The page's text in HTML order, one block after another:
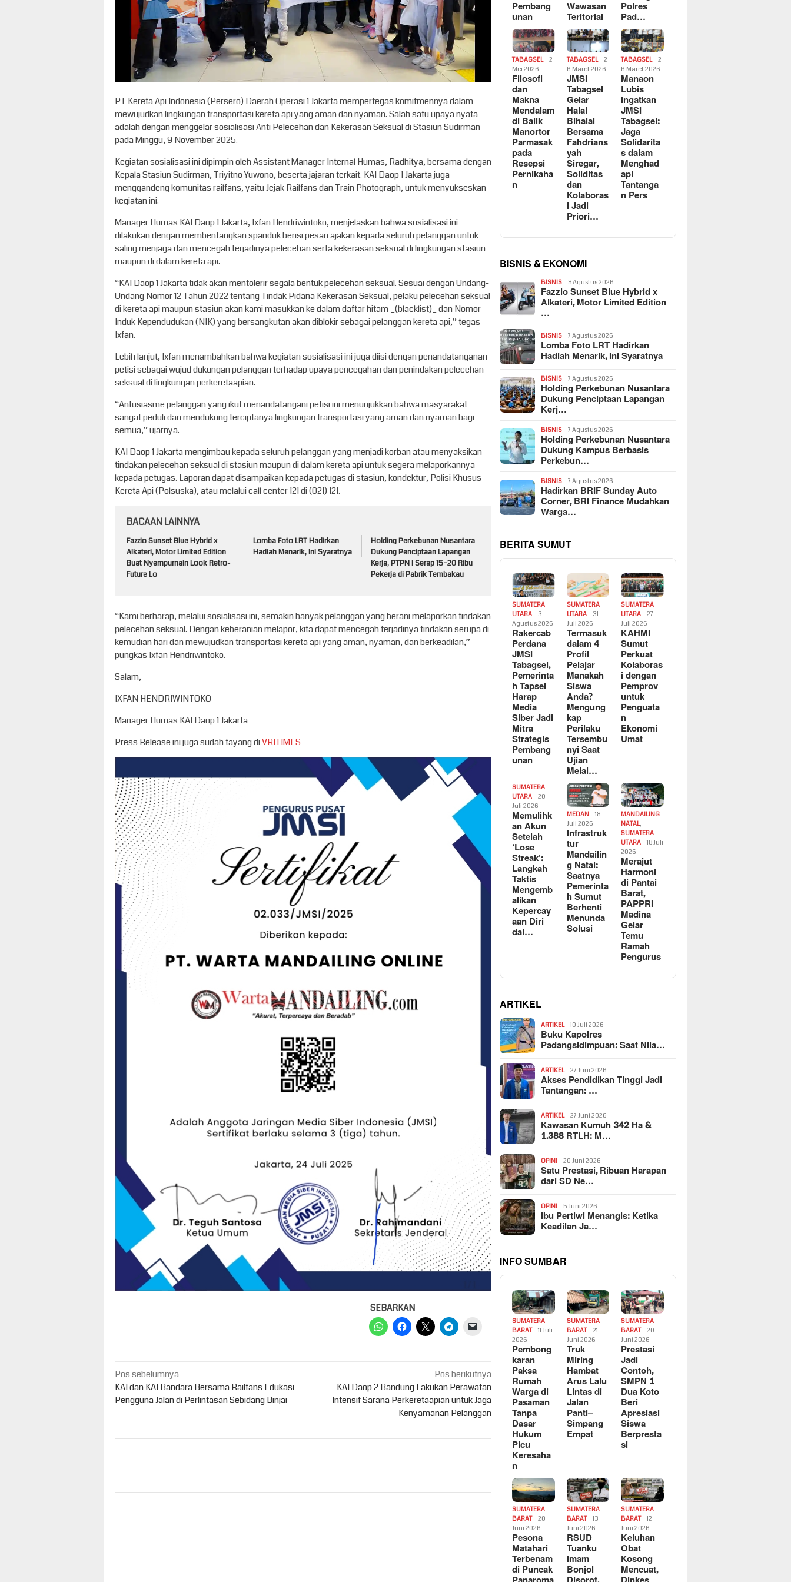
PT Kereta Api Indonesia (Persero) Daerah Operasi 1 Jakarta mempertegas komitmennya dalam
mewujudkan lingkungan transportasi kereta api yang aman dan nyaman. Salah satu upaya nyata
adalah dengan menggelar sosialisasi Anti Pelecehan dan Kekerasan Seksual di Stasiun Sudirman
pada Minggu, 9 November 2025.
Kegiatan sosialisasi ini dipimpin oleh Assistant Manager Internal Humas, Radhitya, bersama dengan
Kepala Stasiun Sudirman, Triyitno Yuwono, beserta jajaran terkait. KAI Daop 1 Jakarta juga
menggandeng komunitas railfans, yaitu Jejak Railfans dan Train Photograph, untuk menyukseskan
kegiatan ini.
Manager Humas KAI Daop 1 Jakarta, Ixfan Hendriwintoko, menjelaskan bahwa sosialisasi ini
dilakukan dengan membentangkan spanduk berisi pesan ajakan kepada seluruh pelanggan untuk
saling menjaga dan mencegah terjadinya pelecehan serta kekerasan seksual di lingkungan stasiun
maupun di dalam kereta api.
“KAI Daop 1 Jakarta tidak akan mentolerir segala bentuk pelecehan seksual. Sesuai dengan Undang-
Undang Nomor 12 Tahun 2022 tentang Tindak Pidana Kekerasan Seksual, pelaku pelecehan seksual
di kereta api maupun stasiun akan kami masukkan ke dalam daftar hitam _(blacklist)_ dan Nomor
Induk Kependudukan (NIK) yang bersangkutan akan diblokir sebagai pelanggan kereta api,” tegas
Ixfan.
Lebih lanjut, Ixfan menambahkan bahwa kegiatan sosialisasi ini juga diisi dengan penandatanganan
petisi sebagai wujud dukungan pelanggan terhadap upaya pencegahan dan penindakan pelecehan
seksual di lingkungan perkeretaapian.
“Antusiasme pelanggan yang ikut menandatangani petisi ini menunjukkan bahwa masyarakat
sangat peduli dan mendukung terciptanya lingkungan transportasi yang aman dan nyaman bagi
semua,” ujarnya.
KAI Daop 1 Jakarta mengimbau kepada seluruh pelanggan yang menjadi korban atau menyaksikan
tindakan pelecehan seksual di stasiun maupun di dalam kereta api untuk segera melaporkannya
kepada petugas. Laporan dapat disampaikan kepada petugas di stasiun, kondektur, Polisi Khusus
Kereta Api (Polsuska), atau melalui call center 121 di (021) 121.
BACAAN LAINNYA
Fazzio Sunset Blue Hybrid x
Alkateri, Motor Limited Edition
Buat Nyempurnain Look Retro-
Future Lo
Lomba Foto LRT Hadirkan
Hadiah Menarik, Ini Syaratnya
Holding Perkebunan Nusantara
Dukung Penciptaan Lapangan
Kerja, PTPN I Serap 15–20 Ribu
Pekerja di Pabrik Tembakau
“Kami berharap, melalui sosialisasi ini, semakin banyak pelanggan yang berani melaporkan tindakan
pelecehan seksual. Dengan keberanian melapor, kita dapat mencegah terjadinya tindakan serupa di
kemudian hari dan mewujudkan transportasi kereta api yang aman, nyaman, dan berkeadilan,”
pungkas Ixfan Hendriwintoko.
Salam,
IXFAN HENDRIWINTOKO
Manager Humas KAI Daop 1 Jakarta
Press Release ini juga sudah tayang diVRITIMES
SEBARKAN
Navigasi
pos
Pos sebelumnya
KAI dan KAI Bandara Bersama Railfans Edukasi
Pengguna Jalan di Perlintasan Sebidang Binjai
Pos berikutnya
KAI Daop 2 Bandung Lakukan Perawatan
Intensif Sarana Perkeretaapian untuk Jaga
Kenyamanan Pelanggan
Pembang
unan
Wawasan
Teritorial
Polres
Pad…
TABAGSEL
2
Mei 2026
Filosofi
dan
Makna
Mendalam
di Balik
Manortor
Parmasak
pada
Resepsi
Pernikaha
n
TABAGSEL
2
6 Maret 2026
JMSI
Tabagsel
Gelar
Halal
Bihalal
Bersama
Fahdrians
yah
Siregar,
Soliditas
dan
Kolaboras
i Jadi
Priori…
TABAGSEL
2
6 Maret 2026
Manaon
Lubis
Ingatkan
JMSI
Tabagsel:
Jaga
Solidarita
s dalam
Menghad
api
Tantanga
n Pers
BISNIS & EKONOMI
BISNIS 8 Agustus 2026
Fazzio Sunset Blue Hybrid x
Alkateri, Motor Limited Edition
…
BISNIS 7 Agustus 2026
Lomba Foto LRT Hadirkan
Hadiah Menarik, Ini Syaratnya
BISNIS 7 Agustus 2026
Holding Perkebunan Nusantara
Dukung Penciptaan Lapangan
Kerj…
BISNIS 7 Agustus 2026
Holding Perkebunan Nusantara
Dukung Kampus Berbasis
Perkebun…
BISNIS 7 Agustus 2026
Hadirkan BRIF Sunday Auto
Corner, BRI Finance Mudahkan
Warga…
BERITA SUMUT
SUMATERA
UTARA
3
Agustus 2026
Rakercab
Perdana
JMSI
Tabagsel,
Pemerinta
h Tapsel
Harap
Media
Siber Jadi
Mitra
Strategis
Pembang
unan
SUMATERA
UTARA
31
Juli 2026
Termasuk
dalam 4
Profil
Pelajar
Manakah
Siswa
Anda?
Mengung
kap
Perilaku
Tersembu
nyi Saat
Ujian
Melal…
SUMATERA
UTARA
27
Juli 2026
KAHMI
Sumut
Perkuat
Kolaboras
i dengan
Pemprov
untuk
Penguata
n
Ekonomi
Umat
SUMATERA
UTARA
20
Juli 2026
Memulihk
an Akun
Setelah
‘Lose
Streak’:
Langkah
Taktis
Mengemb
alikan
Kepercay
aan Diri
dal…
MEDAN
18
Juli 2026
Infrastruk
tur
Mandailin
g Natal:
Saatnya
Pemerinta
h Sumut
Berhenti
Menunda
Solusi
MANDAILING
NATAL,
SUMATERA
UTARA
18 Juli
2026
Merajut
Harmoni
di Pantai
Barat,
PAPPRI
Madina
Gelar
Temu
Ramah
Pengurus
ARTIKEL
ARTIKEL 10 Juli 2026
Buku Kapolres
Padangsidimpuan: Saat Nila…
ARTIKEL 27 Juni 2026
Akses Pendidikan Tinggi Jadi
Tantangan: …
ARTIKEL 27 Juni 2026
Kawasan Kumuh 342 Ha &
1.388 RTLH: M…
OPINI 20 Juni 2026
Satu Prestasi, Ribuan Harapan
dari SD Ne…
OPINI 5 Juni 2026
Ibu Pertiwi Menangis: Ketika
Keadilan Ja…
INFO SUMBAR
SUMATERA
BARAT
11 Juli
2026
Pembong
karan
Paksa
Rumah
Warga di
Pasaman
Tanpa
Dasar
Hukum
Picu
Keresaha
n
SUMATERA
BARAT
21
Juni 2026
Truk
Miring
Hambat
Arus Lalu
Lintas di
Jalan
Panti–
Simpang
Empat
SUMATERA
BARAT
20
Juni 2026
Prestasi
Jadi
Contoh,
SMPN 1
Dua Koto
Beri
Apresiasi
Siswa
Berpresta
si
SUMATERA
BARAT
20
Juni 2026
Pesona
Matahari
Terbenam
di Puncak
SUMATERA
BARAT
13
Juni 2026
RSUD
Tuanku
Imam
Bonjol
SUMATERA
BARAT
12
Juni 2026
Keluhan
Obat
Kosong
Mencuat,